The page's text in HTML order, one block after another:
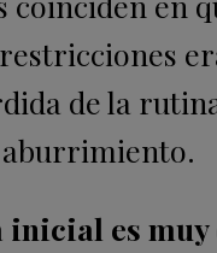
de la
inicial es